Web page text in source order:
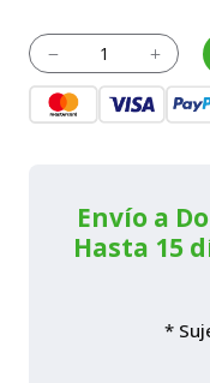
original
era:
339,00€.
K
Herramienta
multifunción
KM
L
Envío a
Hasta 15
*